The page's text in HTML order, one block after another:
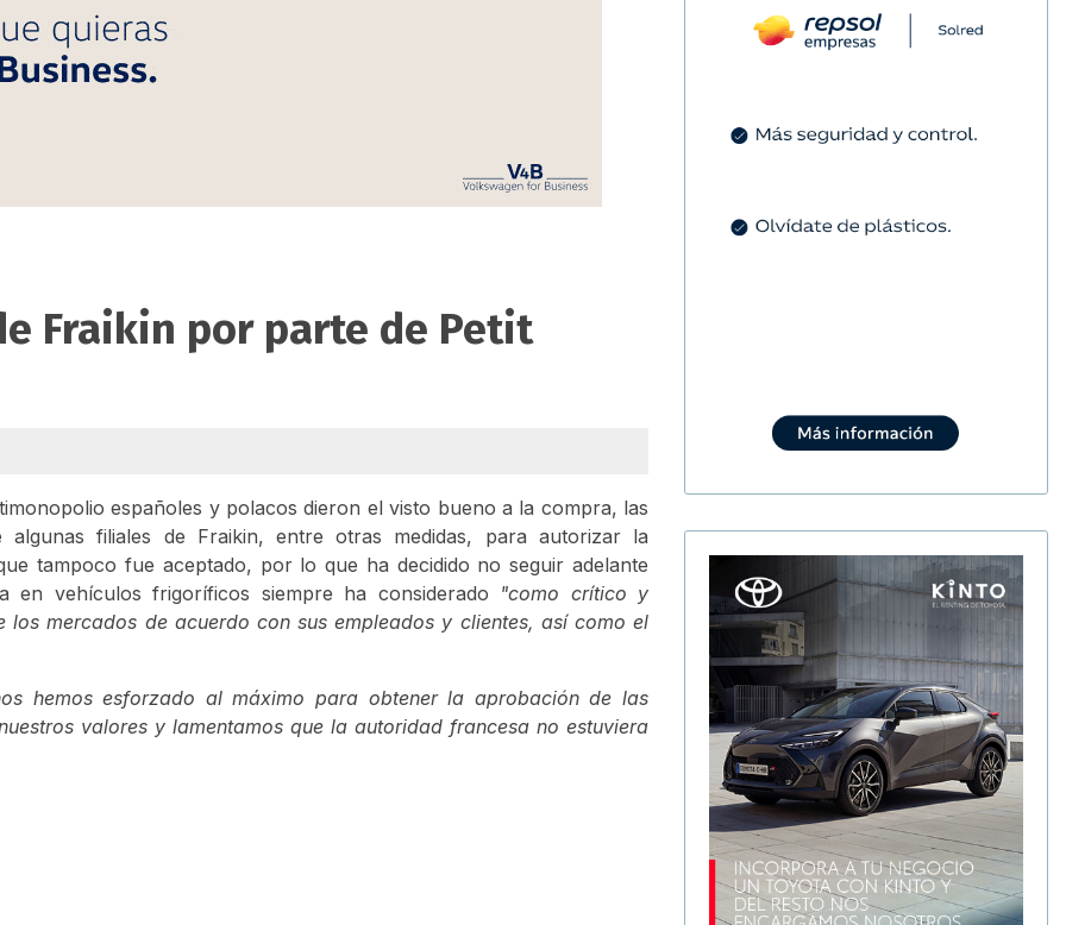
Fraikin por parte de Petit
españoles y polacos dieron el visto bueno a la compra, las
algunas filiales de Fraikin, entre otras medidas, para autorizar la
tampoco fue aceptado, por lo que ha decidido no seguir adelante
vehículos frigoríficos siempre ha considerado "como crítico y
mercados de acuerdo con sus empleados y clientes, así como el
hemos esforzado al máximo para obtener la aprobación de las
valores y lamentamos que la autoridad francesa no estuviera